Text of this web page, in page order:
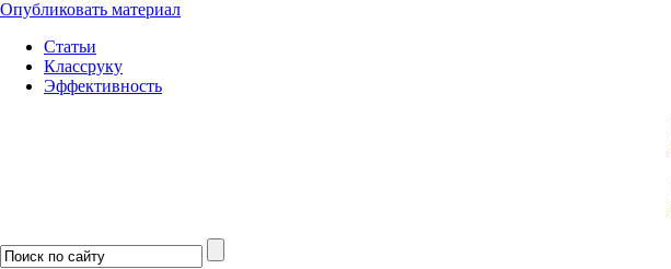
Опубликовать материал
Статьи
Классруку
Эффективность